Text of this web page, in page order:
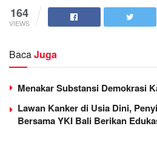
164
VIEWS
BacaJuga
Menakar Substansi Demokrasi
Lawan Kanker di Usia Dini,
Bersama YKI Bali Berikan